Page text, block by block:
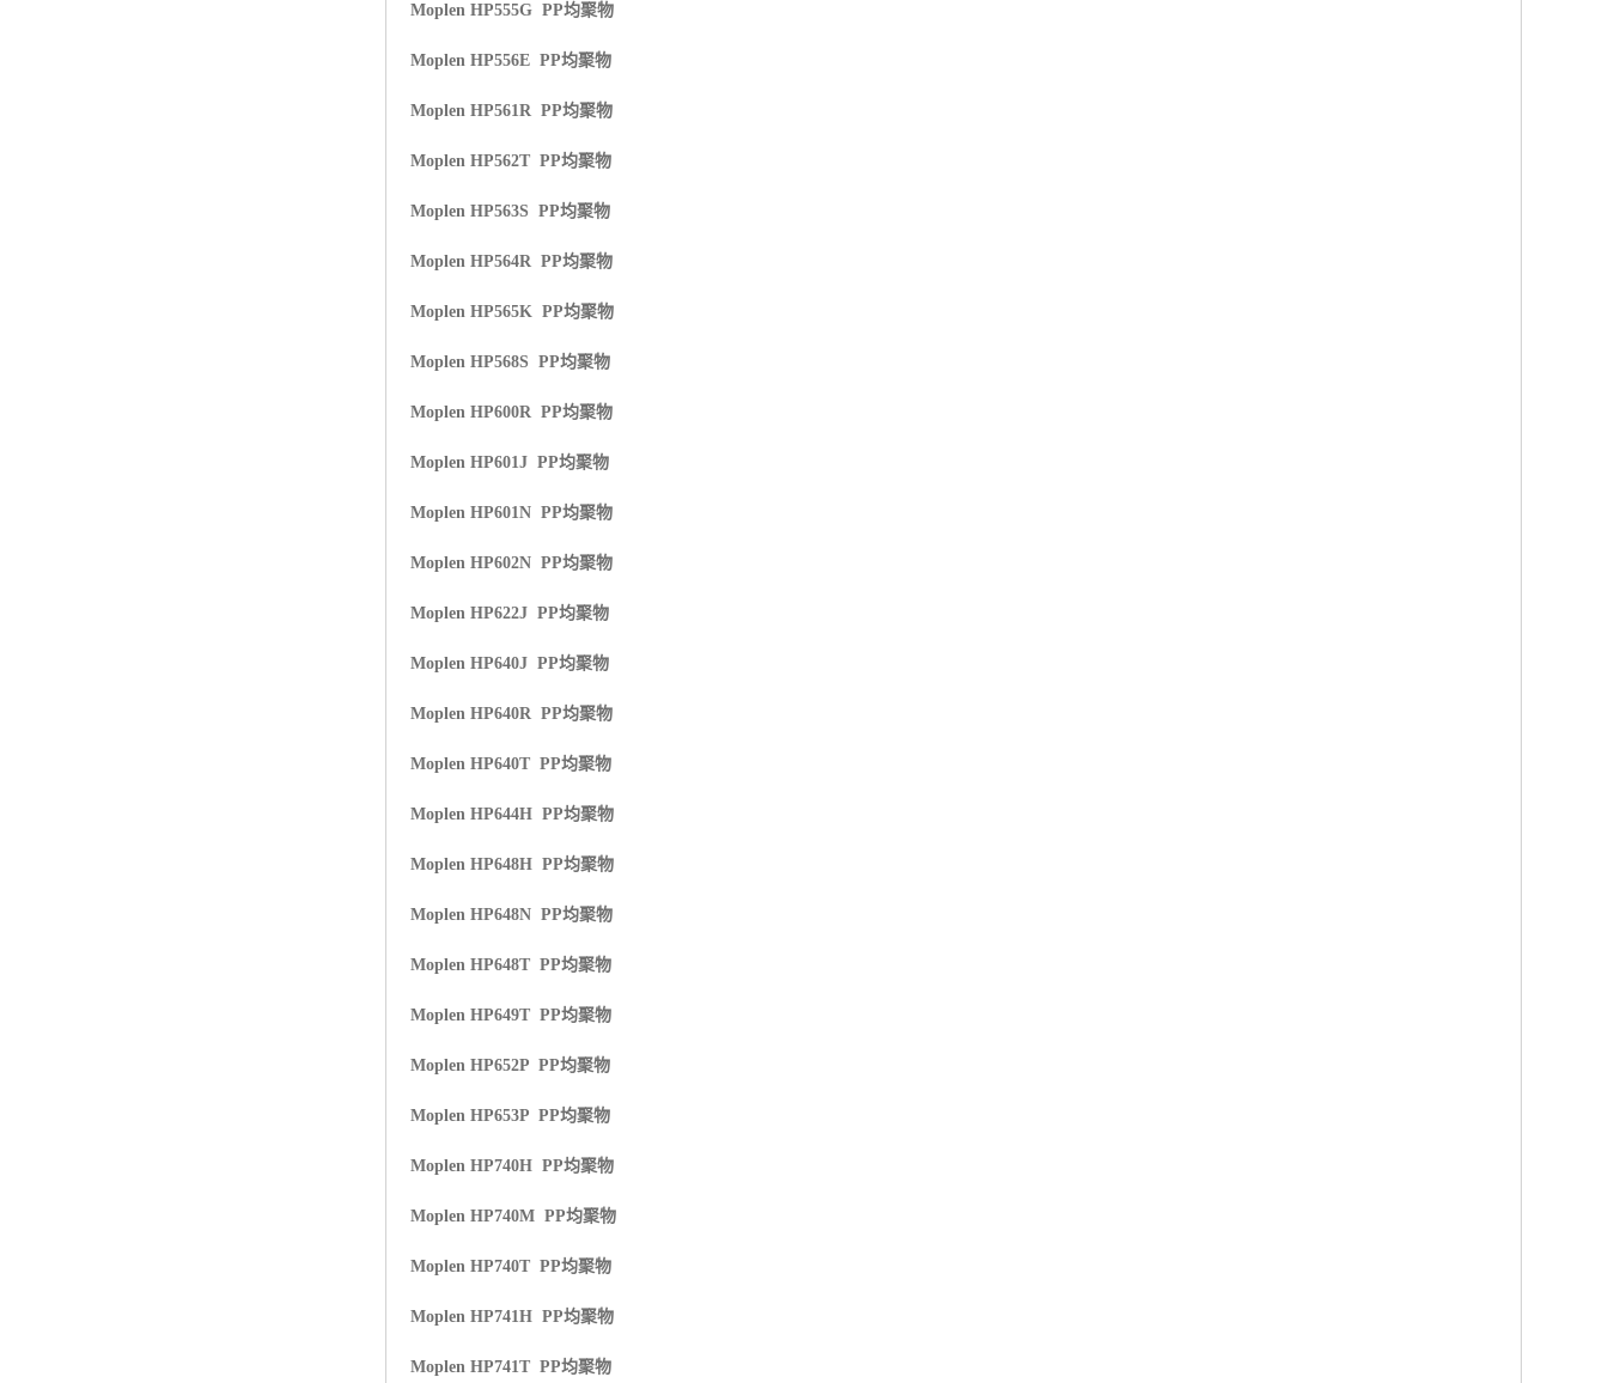
Moplen HP555G PP均聚物
Moplen HP556E PP均聚物
Moplen HP561R PP均聚物
Moplen HP562T PP均聚物
Moplen HP563S PP均聚物
Moplen HP564R PP均聚物
Moplen HP565K PP均聚物
Moplen HP568S PP均聚物
Moplen HP600R PP均聚物
Moplen HP601J PP均聚物
Moplen HP601N PP均聚物
Moplen HP602N PP均聚物
Moplen HP622J PP均聚物
Moplen HP640J PP均聚物
Moplen HP640R PP均聚物
Moplen HP640T PP均聚物
Moplen HP644H PP均聚物
Moplen HP648H PP均聚物
Moplen HP648N PP均聚物
Moplen HP648T PP均聚物
Moplen HP649T PP均聚物
Moplen HP652P PP均聚物
Moplen HP653P PP均聚物
Moplen HP740H PP均聚物
Moplen HP740M PP均聚物
Moplen HP740T PP均聚物
Moplen HP741H PP均聚物
Moplen HP741T PP均聚物